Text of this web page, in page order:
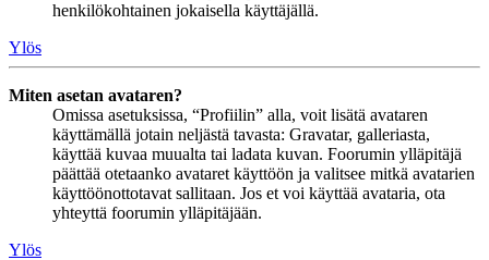
henkilökohtainen jokaisella käyttäjällä.
Ylös
Miten asetan avataren?
Omissa asetuksissa, “Profiilin” alla, voit lisätä avataren
käyttämällä jotain neljästä tavasta: Gravatar, galleriasta,
käyttää kuvaa muualta tai ladata kuvan. Foorumin ylläpitäjä
päättää otetaanko avataret käyttöön ja valitsee mitkä avatarien
käyttöönottotavat sallitaan. Jos et voi käyttää avataria, ota
yhteyttä foorumin ylläpitäjään.
Ylös